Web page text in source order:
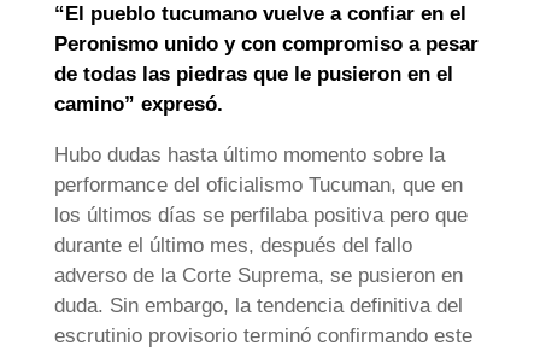
“El pueblo tucumano vuelve a confiar en el
Peronismo unido y con compromiso a pesar
de todas las piedras que le pusieron en el
camino” expresó.
Hubo dudas hasta último momento sobre la
performance del oficialismo Tucuman, que en
los últimos días se perfilaba positiva pero que
durante el último mes, después del fallo
adverso de la Corte Suprema, se pusieron en
duda. Sin embargo, la tendencia definitiva del
escrutinio provisorio terminó confirmando este